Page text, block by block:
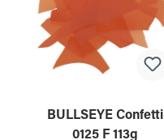
BULLSEYE Confetti
0125 F 113g